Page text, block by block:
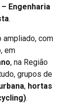
– Engenharia
.
ampliado, com
, em
, na Região
grupos de
, hortas
.